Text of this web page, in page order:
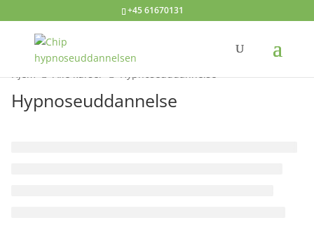
+45 61670131
Hjem Alle kurser Hypnoseuddannelse
Hypnoseuddannelse